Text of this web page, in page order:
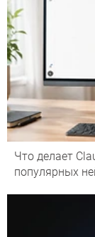
Что делает
популярных